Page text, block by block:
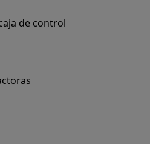
de control